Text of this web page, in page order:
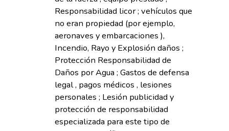
Responsabilidad licor ; vehículos que
no eran propiedad (por ejemplo,
aeronaves y embarcaciones ),
Incendio, Rayo y Explosión daños ;
Protección Responsabilidad de
Daños por Agua ; Gastos de defensa
legal , pagos médicos , lesiones
personales ; Lesión publicidad y
protección de responsabilidad
especializada para este tipo de